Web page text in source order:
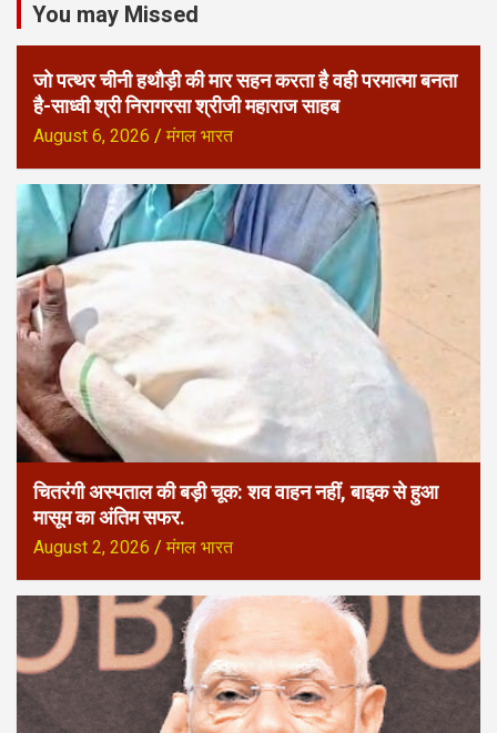
You may Missed
जो पत्थर चीनी हथौड़ी की मार सहन करता है वही परमात्मा बनता
है-साध्वी श्री निरागरसा श्रीजी महाराज साहब
August 6, 2026 मंगल भारत
चितरंगी अस्पताल की बड़ी चूक: शव वाहन नहीं, बाइक से हुआ
मासूम का अंतिम सफर.
August 2, 2026 मंगल भारत